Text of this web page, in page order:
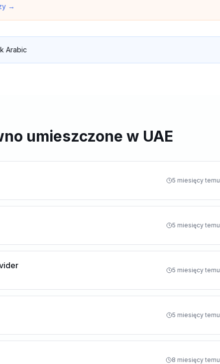
→
Arabic
umieszczone w UAE
5 miesięcy temu
5 miesięcy temu
5 miesięcy temu
5 miesięcy temu
8 miesięcy temu